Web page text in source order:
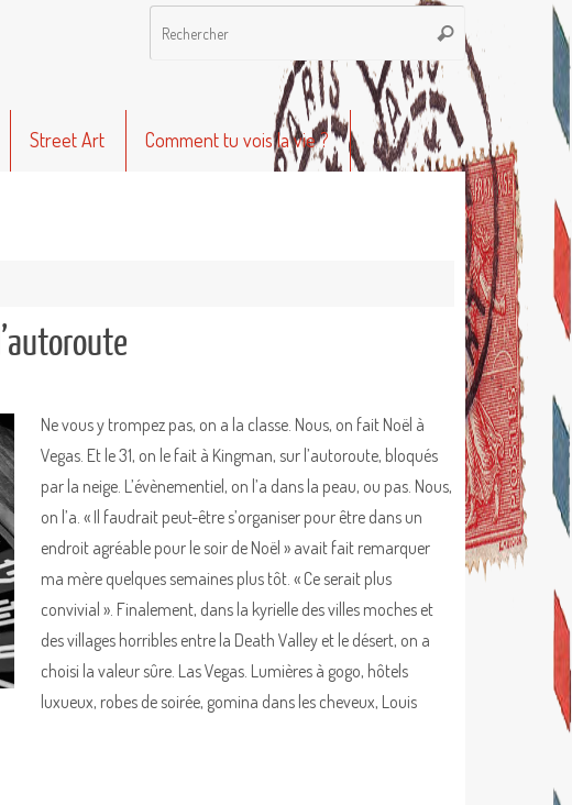
pour
Rechercher
Street Art Comment tu vois la vie ?
Ne vous y trompez pas, on a la classe. Nous, on fait Noël à
Vegas. Et le 31, on le fait à Kingman, sur l’autoroute, bloqués
par la neige. L’évènementiel, on l’a dans la peau, ou pas. Nous,
on l’a. « Il faudrait peut-être s’organiser pour être dans un
endroit agréable pour le soir de Noël » avait fait remarquer
ma mère quelques semaines plus tôt. « Ce serait plus
convivial ». Finalement, dans la kyrielle des villes moches et
des villages horribles entre la Death Valley et le désert, on a
choisi la valeur sûre. Las Vegas. Lumières à gogo, hôtels
luxueux, robes de soirée, gomina dans les cheveux, Louis